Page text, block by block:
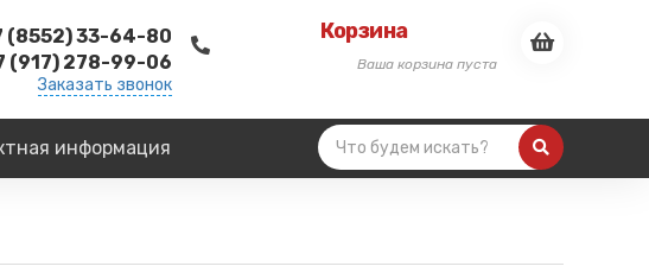
(8552) 33-64-80
(917) 278-99-06
Заказать звонок
Корзина
Ваша корзина пуста
информация